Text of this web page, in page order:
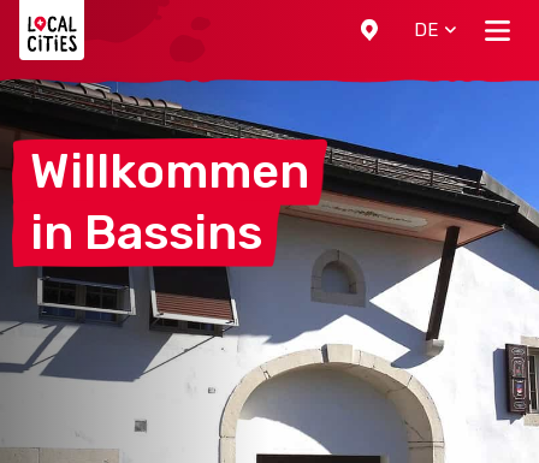
DE
Willkommen
in Bassins